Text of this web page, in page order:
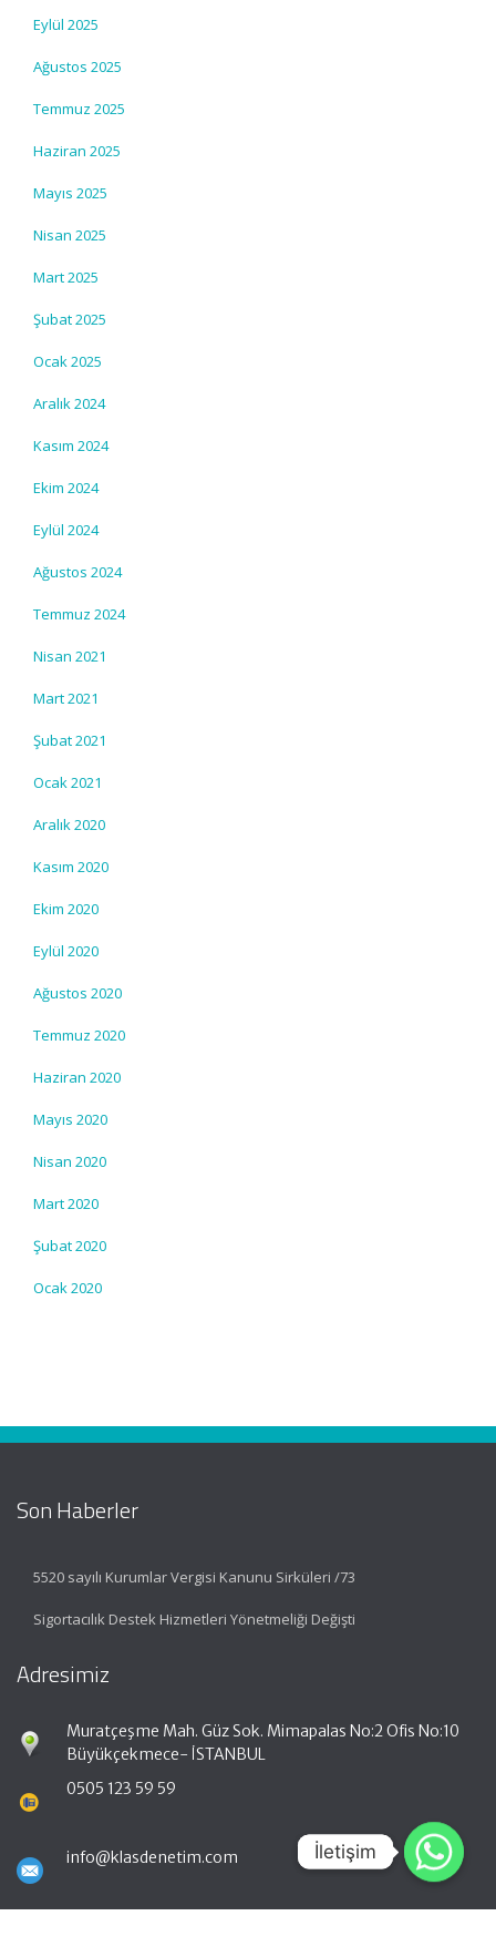
Eylül 2025
Ağustos 2025
Temmuz 2025
Haziran 2025
Mayıs 2025
Nisan 2025
Mart 2025
Şubat 2025
Ocak 2025
Aralık 2024
Kasım 2024
Ekim 2024
Eylül 2024
Ağustos 2024
Temmuz 2024
Nisan 2021
Mart 2021
Şubat 2021
Ocak 2021
Aralık 2020
Kasım 2020
Ekim 2020
Eylül 2020
Ağustos 2020
Temmuz 2020
Haziran 2020
Mayıs 2020
Nisan 2020
Mart 2020
Şubat 2020
Ocak 2020
Son Haberler
5520 sayılı Kurumlar Vergisi Kanunu Sirküleri /73
Sigortacılık Destek Hizmetleri Yönetmeliği Değişti
Adresimiz
Muratçeşme Mah. Güz Sok. Mimapalas No:2 Ofis No:10
Büyükçekmece- İSTANBUL
0505 123 59 59
info@klasdenetim.com İletişim
İletişim